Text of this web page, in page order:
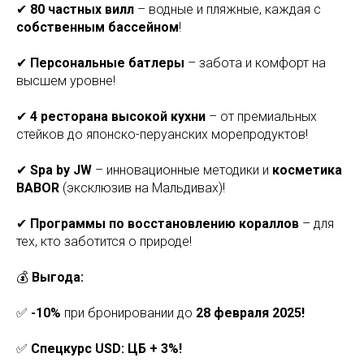
✔ 80 частных вилл – водные и пляжные, каждая с
собственным бассейном!
✔ Персональные батлеры – забота и комфорт на
высшем уровне!
✔ 4 ресторана высокой кухни – от премиальных
стейков до японско-перуанских морепродуктов!
✔ Spa by JW – инновационные методики и косметика
BABOR (эксклюзив на Мальдивах)!
✔ Программы по восстановлению кораллов – для
тех, кто заботится о природе!
💰 Выгода:
✅ -10% при бронировании до 28 февраля 2025!
✅ Спецкурс USD: ЦБ + 3%!